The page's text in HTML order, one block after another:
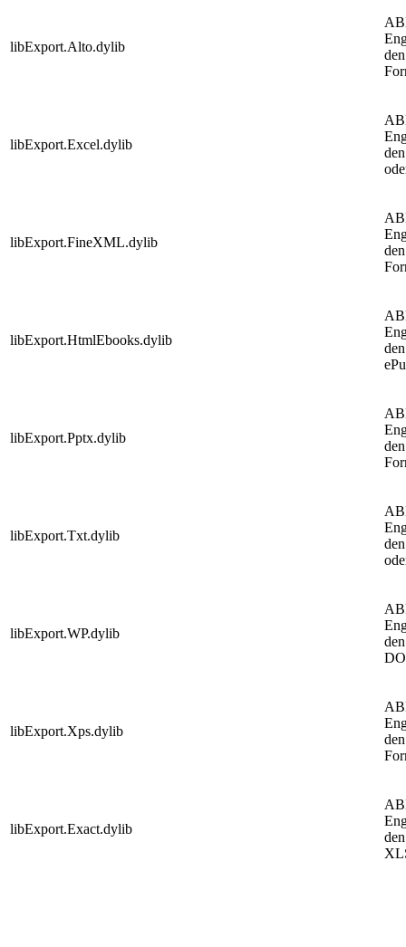
libExport.Alto.dylib
libExport.Excel.dylib
libExport.FineXML.dylib
libExport.HtmlEbooks.dylib
libExport.Pptx.dylib
libExport.Txt.dylib
libExport.WP.dylib
libExport.Xps.dylib
libExport.Exact.dylib